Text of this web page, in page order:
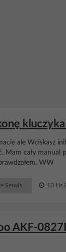
ale Wciskasz
Mam cały manual
WW
Serwis 13 Lis
AKF-